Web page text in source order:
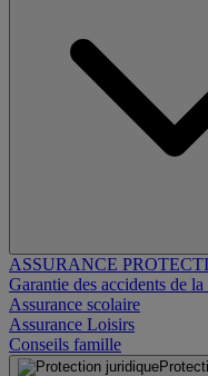
ASSURANCE
Garantie des accidents de
Assurance scolaire
Assurance Loisirs
Conseils famille